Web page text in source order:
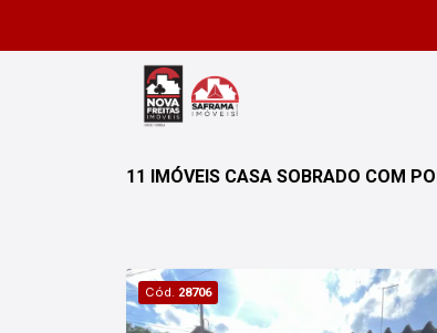
11 IMÓVEIS CASA SOBRADO COM
Cód. 28706